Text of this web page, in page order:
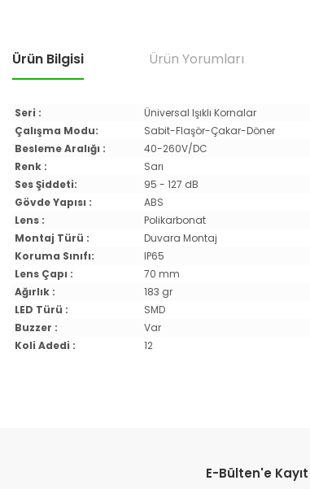
Ürün Bilgisi Ürün Yorumları
Seri :
Üniversal Işıklı Kornalar
Çalışma Modu:
Sabit-Flaşör-Çakar-Döner
Besleme Aralığı :
40-260V/DC
Renk :
Sarı
Ses Şiddeti:
95 - 127 dB
Gövde Yapısı :
ABS
Lens :
Polikarbonat
Montaj Türü :
Duvara Montaj
Koruma Sınıfı:
IP65
Lens Çapı :
70 mm
Ağırlık :
183 gr
LED Türü :
SMD
Buzzer :
Var
Koli Adedi :
12
Ürün resmi kalitesiz, bozuk veya görüntülenemiyor.
E-Bülten'e